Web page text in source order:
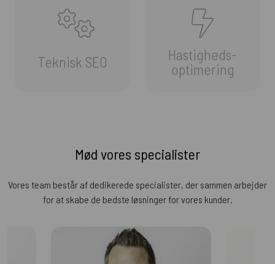
Teknisk SEO
Hastigheds-
optimering
Mød vores specialister
Vores team består af dedikerede specialister, der sammen arbejder
for at skabe de bedste løsninger for vores kunder.